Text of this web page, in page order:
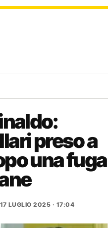
preso a
una fuga
17 LUGLIO 2025 · 17:04